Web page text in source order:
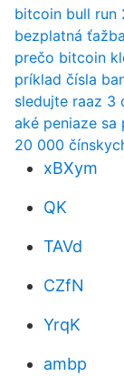
bitcoin bull run
bezplatná
prečo bitcoin
príklad čísla
sledujte raaz 3
aké peniaze sa
20 000
xBXym
QK
TAVd
CZfN
YrqK
ambp